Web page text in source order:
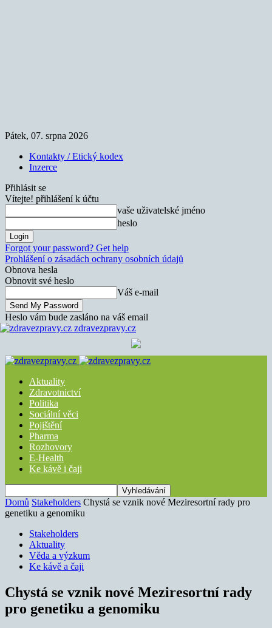
Pátek, 07. srpna 2026
Kontakty / Etický kodex
Inzerce
Přihlásit se
Vítejte! přihlášení k účtu
vaše uživatelské jméno
heslo
Forgot your password? Get help
Prohlášení o zásadách ochrany osobních údajů
Obnova hesla
Obnovit své heslo
Váš e-mail
Heslo vám bude zasláno na váš email
zdravezpravy.cz
Aktuality
Zdravotnictví
Politika
Sociální věci
Pojištění
Pharma
Rozhovory
E-Health
Ke kávě i čaji
Domů Stakeholders Chystá se vznik nové Meziresortní rady pro
genetiku a genomiku
Stakeholders
Aktuality
Věda a výzkum
Ke kávě a čaji
Chystá se vznik nové Meziresortní rady
pro genetiku a genomiku